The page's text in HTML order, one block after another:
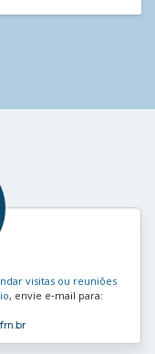
visitas ou reuniões
, envie e‑mail para: